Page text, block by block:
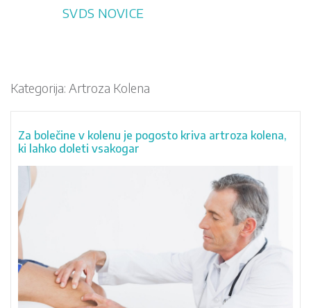
SVDS NOVICE
Kategorija: Artroza Kolena
Za bolečine v kolenu je pogosto kriva artroza kolena,
ki lahko doleti vsakogar